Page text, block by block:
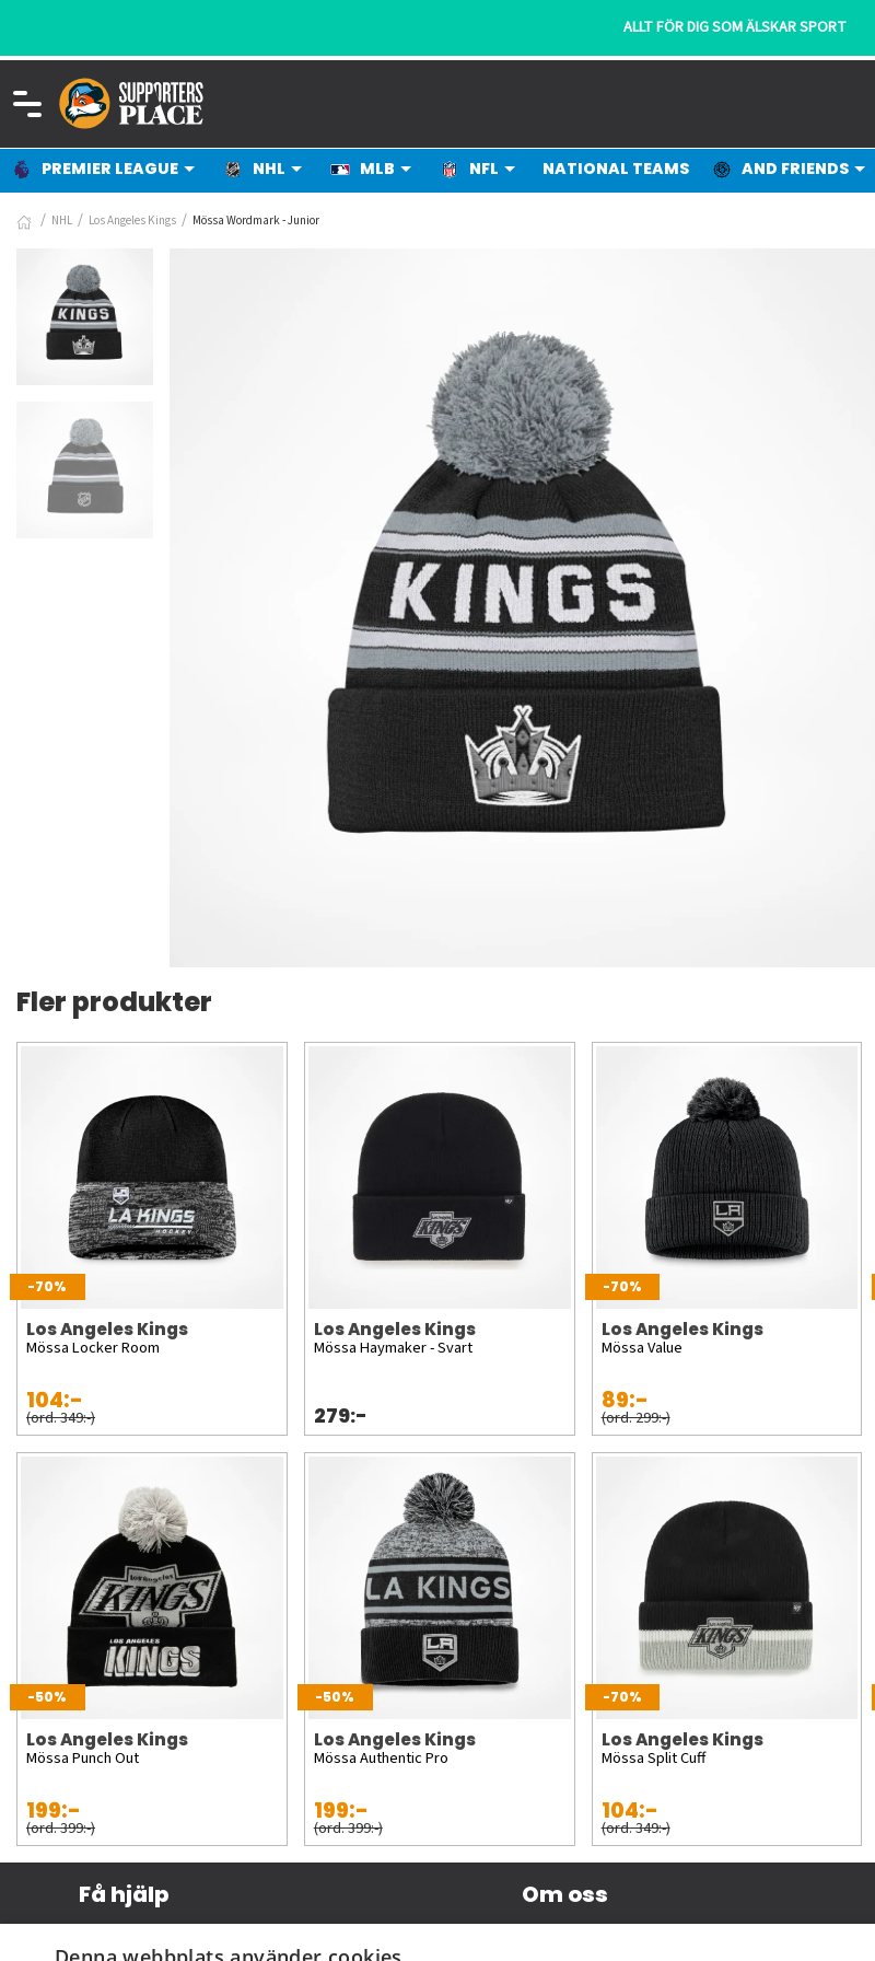
ALLT FÖR DIG SOM ÄLSKAR SPORT
PREMIER LEAGUE NHL MLB NFL NATIONAL TEAMS AND FRIENDS
NHL Los Angeles Kings Mössa Wordmark - Junior
Fler produkter
-70%
Los Angeles Kings
Mössa Locker Room
104:-
(ord. 349:-)
Los Angeles Kings
Mössa Haymaker - Svart
279:-
-70%
Los Angeles Kings
Mössa Value
89:-
(ord. 299:-)
-50%
Los Angeles Kings
Mössa Punch Out
199:-
(ord. 399:-)
-50%
Los Angeles Kings
Mössa Authentic Pro
199:-
(ord. 399:-)
-70%
Los Angeles Kings
Mössa Split Cuff
104:-
(ord. 349:-)
Få hjälp Om oss